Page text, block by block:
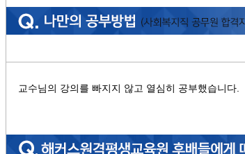
교수님의 강의를 빠지지 않고 열심히 공부했습니다.